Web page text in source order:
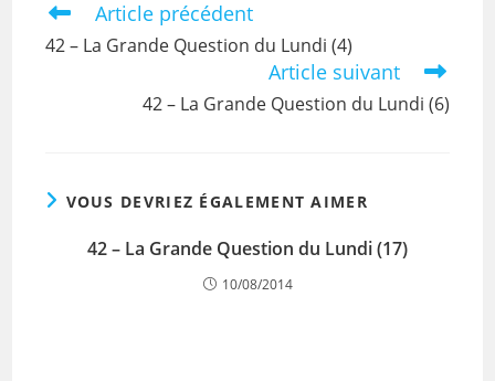
Article précédent
42 – La Grande Question du Lundi (4)
Article suivant
42 – La Grande Question du Lundi (6)
VOUS DEVRIEZ ÉGALEMENT AIMER
42 – La Grande Question du Lundi (17)
10/08/2014